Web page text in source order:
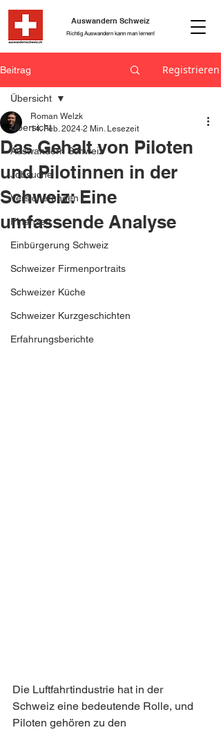
Richtig Auswandern kann man lernen!
Auswandern Schweiz
Beitrag Registrieren
Übersicht
Auswandern Schweiz
Jobsuche
Versicherungen
Finanzen
Einbürgerung Schweiz
Schweizer Firmenportraits
Schweizer Küche
Schweizer Kurzgeschichten
Erfahrungsberichte
Übersicht
Das Gehalt von Piloten
und Pilotinnen in der
Schweiz: Eine
umfassende Analyse
Roman Welzk
14. Feb. 2024 2 Min. Lesezeit
Die Luftfahrtindustrie hat in der
Schweiz eine bedeutende Rolle, und
Piloten gehören zu den